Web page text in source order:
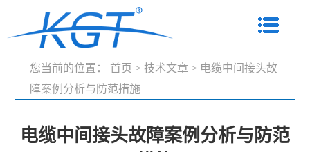
您当前的位置： 首页 > 技术文章 > 电缆中间接头故
障案例分析与防范措施
电缆中间接头故障案例分析与防范